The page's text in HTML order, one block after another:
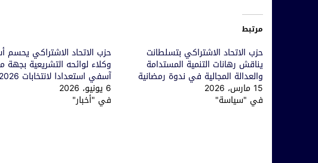
مرتبط
حزب الاتحاد الاشتراكي بتسلطانت
يناقش رهانات التنمية المستدامة
والعدالة المجالية في ندوة رمضانية
15 مارس، 2026
في "سياسة"
حزب الاتحاد الاشتراكي يحسم
وكلاء لوائحه التشريعية
آسفي استعدادا لانتخابات 2026
6 يونيو، 2026
في "أخبار"